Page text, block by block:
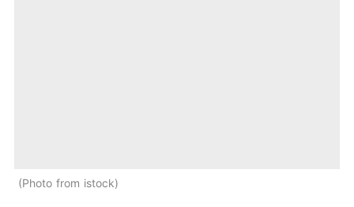
Photo from istock